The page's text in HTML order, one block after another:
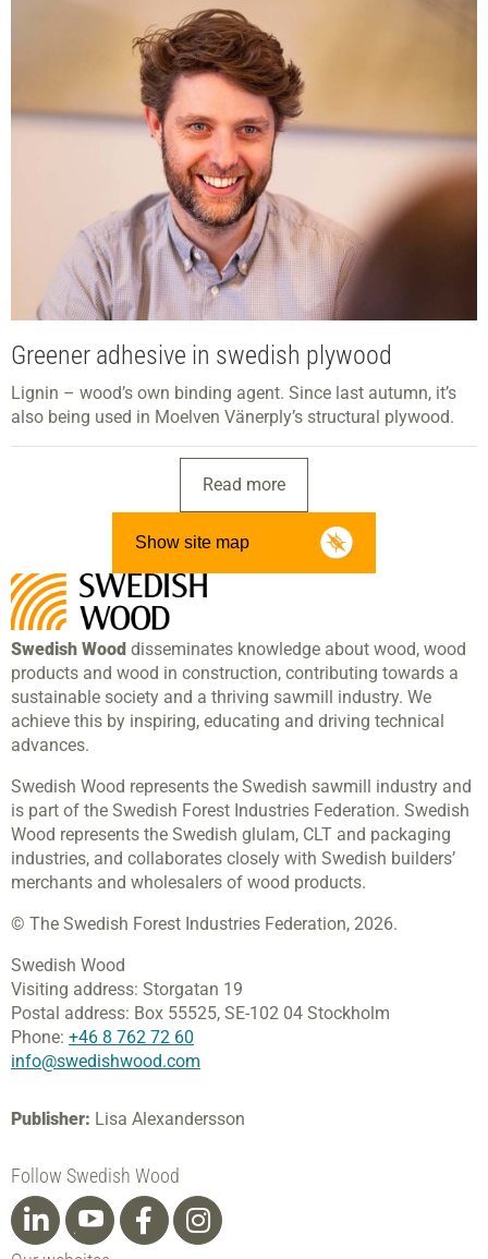
Greener adhesive in swedish plywood
Lignin – wood’s own binding agent. Since last autumn, it’s
also being used in Moelven Vänerply’s structural plywood.
Read more
Show site map
Swedish Wood disseminates knowledge about wood, wood
products and wood in construction, contributing towards a
sustainable society and a thriving sawmill industry. We
achieve this by inspiring, educating and driving technical
advances.
Swedish Wood represents the Swedish sawmill industry and
is part of the Swedish Forest Industries Federation. Swedish
Wood represents the Swedish glulam, CLT and packaging
industries, and collaborates closely with Swedish builders’
merchants and wholesalers of wood products.
© The Swedish Forest Industries Federation, 2026.
Swedish Wood
Visiting address: Storgatan 19
Postal address: Box 55525, SE-102 04 Stockholm
Phone: +46 8 762 72 60
info@swedishwood.com
Publisher: Lisa Alexandersson
Follow Swedish Wood